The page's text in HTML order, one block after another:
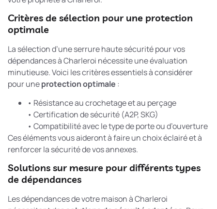
Critères de sélection pour une protection
optimale
La sélection d’une serrure haute sécurité pour vos
dépendances à Charleroi nécessite une évaluation
minutieuse. Voici les critères essentiels à considérer
pour uneprotection optimale :
• Résistance au crochetage et au perçage
• Certification de sécurité (A2P, SKG)
• Compatibilité avec le type de porte ou d’ouverture
Ces éléments vous aideront à faire un choix éclairé et à
renforcer la sécurité de vos annexes.
Solutions sur mesure pour différents types
de dépendances
Les dépendances de votre maison à Charleroi